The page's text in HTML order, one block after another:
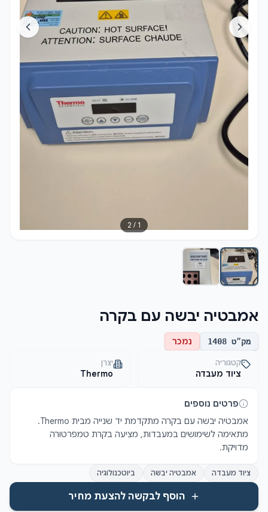
1
/
2
אמבטיה יבשה עם בקרה
מק״ט 1408 נמכר
קטגוריה
ציוד מעבדה
יצרן
Thermo
פרטים נוספים
מדויקת.
ציוד מעבדה אמבטיה יבשה ביוטכנולוגיה
הוסף לבקשה להצעת מחיר